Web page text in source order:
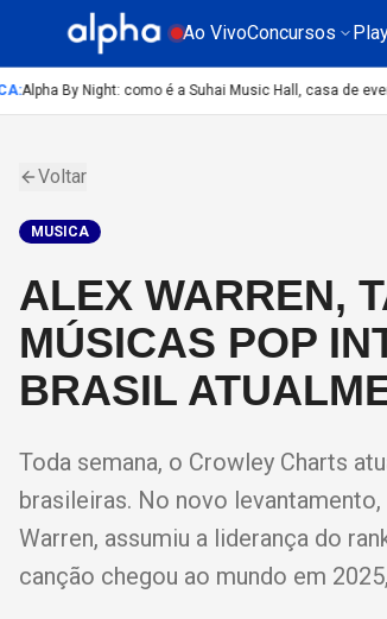
Ao VivoConcursos
Alpha By Night: como é a Suhai Music Hall, casa de
Voltar
MUSICA
ALEX WARREN,
MÚSICAS POP
BRASIL
Toda semana, o Crowley Charts
brasileiras. No novo
Warren, assumiu a liderança do
canção chegou ao mundo em